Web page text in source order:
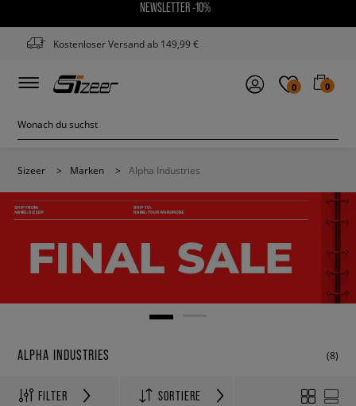
NEWSLETTER -10%
Kostenloser Versand ab 149,99 €
0 0
Sizeer > Marken > Alpha Industries
ALPHA INDUSTRIES (8)
FILTER SORTIERE